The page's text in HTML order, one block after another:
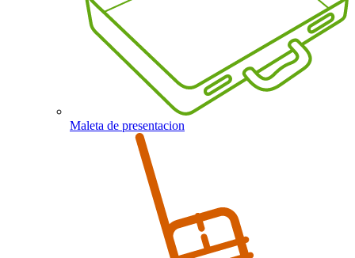
Maleta de presentacion